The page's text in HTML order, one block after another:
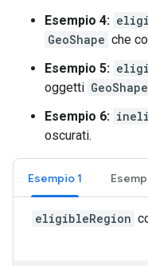
Esempio 4:
GeoShape che
Esempio 5:
oggetti GeoShape
Esempio 6:
oscurati.
Esempio 1
eligibleRegion